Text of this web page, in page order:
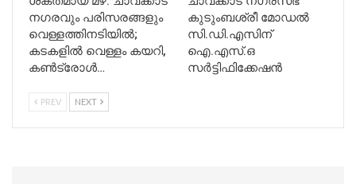
നഗരവും പരിസരങ്ങളും
വെള്ളത്തിനടിയിൽ;
കടകളിൽ വെള്ളം കയറി,
കൺട്രോൾ…
കുടുംബശ്രീ മോഡൽ
സി.ഡി.എസിന്
ഐ.എസ്.ഒ
സർട്ടിഫിക്കേഷൻ
PREV NEXT